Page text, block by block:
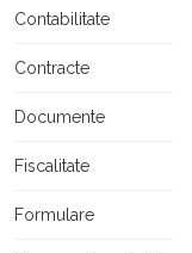
Contabilitate
Contracte
Documente
Fiscalitate
Formulare